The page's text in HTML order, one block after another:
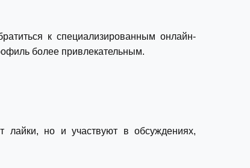
к специализированным онлайн-
более привлекательным.
лайки, но и участвуют в обсуждениях,